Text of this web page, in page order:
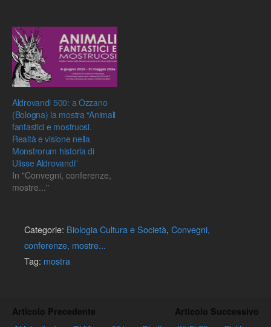
Aldrovandi 500: a Ozzano
(Bologna) la mostra “Animali
fantastici e mostruosi.
Realtà e visione nella
Monstrorum historia di
Ulisse Aldrovandi”
In "Convegni, conferenze,
mostre..."
Categorie: Biologia Cultura e Società, Convegni,
conferenze, mostre...
Tag: mostra
Articolo Precedente Articolo Successivo